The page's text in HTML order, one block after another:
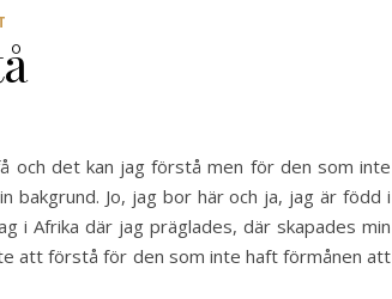
och det kan jag förstå men för den som inte
Jo, jag bor här och ja, jag är född i
i Afrika där jag präglades, där skapades min
att förstå för den som inte haft förmånen att